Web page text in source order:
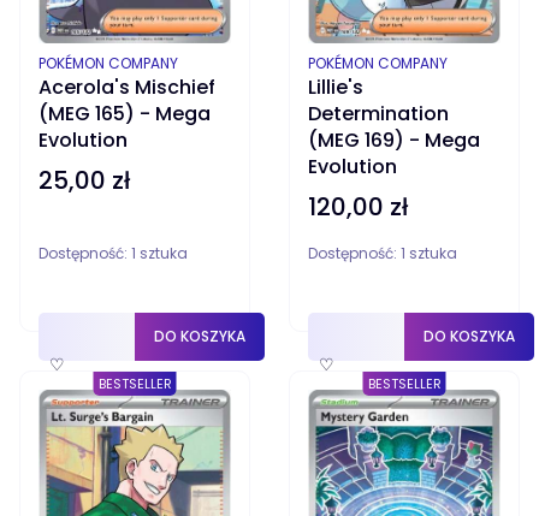
Acerola's Mischief
(MEG 165) - Mega
Evolution
PRODUCENT
POKÉMON COMPANY
Cena
25,00 zł
Dostępność: 1 sztuka
♡
DO KOSZYKA
Lillie's
Determination
(MEG 169) - Mega
Evolution
PRODUCENT
POKÉMON COMPANY
Cena
120,00 zł
Dostępność: 1 sztuka
♡
DO KOSZYKA
BESTSELLER BESTSELLER